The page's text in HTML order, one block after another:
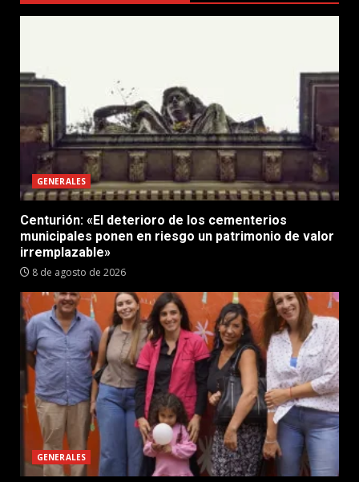
GENERALES
Centurión: «El deterioro de los cementerios
municipales ponen en riesgo un patrimonio de valor
irremplazable»
8 de agosto de 2026
GENERALES